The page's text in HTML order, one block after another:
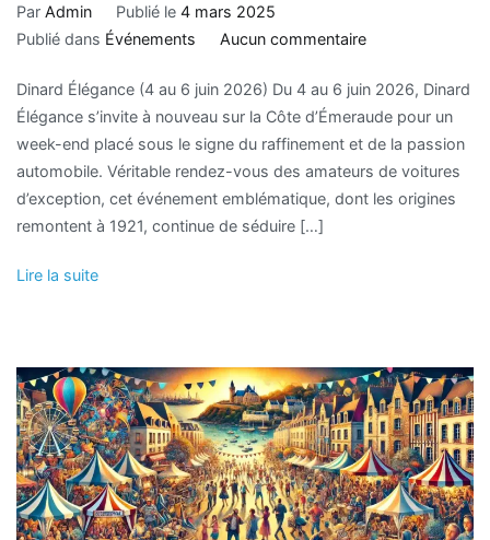
Par Admin Publié le 4 mars 2025
Publié dans Événements Aucun commentaire
Dinard Élégance (4 au 6 juin 2026) Du 4 au 6 juin 2026, Dinard
Élégance s’invite à nouveau sur la Côte d’Émeraude pour un
week-end placé sous le signe du raffinement et de la passion
automobile. Véritable rendez-vous des amateurs de voitures
d’exception, cet événement emblématique, dont les origines
remontent à 1921, continue de séduire […]
Lire la suite